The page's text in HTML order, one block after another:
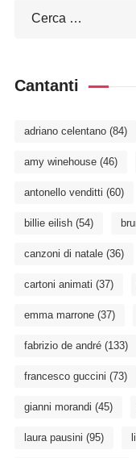
Cantanti
adriano celentano(84)
amy winehouse(46)
antonello venditti (60)
billie eilish(54)
canzoni di natale(36)
cartoni animati (37)
emma marrone(37)
fabrizio de andré(133)
francesco guccini (73)
gianni morandi (45)
laura pausini (95)